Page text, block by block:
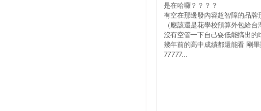
是在哈囉？？？？
有空在那邊發內容超智障的品牌
（應該還是花學校預算外包給台
沒有空管一下自己耍低能搞出的
幾年前的高中成績都還能看 剛
77777...